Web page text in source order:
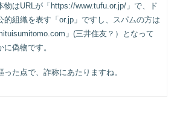
物はURLが「https://www.tufu.or.jp/」で、ド
的組織を表す「or.jp」ですし、スパムの方は
」(三井住友？）となって
に偽物です。
った点で、詐称にあたりますね。